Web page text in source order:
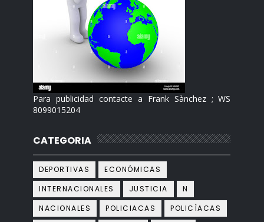
Para publicidad contacte a Frank Sànchez ; WS
8099015204
CATEGORIA
DEPORTIVAS
ECONÓMICAS
INTERNACIONALES
JUSTICIA
N
NACIONALES
POLICIACAS
POLICÌACAS